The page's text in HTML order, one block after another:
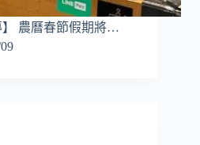
】 農曆春節假期將…